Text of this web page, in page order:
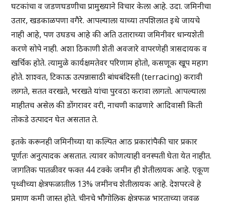
घटकांचा व जडणघडणीचा प्रामुख्याने विचार केला आहे. उदा. जमिनीचा
उतार, खडकाळपणा वगैरे. आपल्याला याच्या तपशिलात इथे जायचे
नाही आहे, पण उघडच आहे की अति उताराच्या जमिनीवर धान्यशेती
करणे सोपे नाही. अशा ठिकाणी शेती अवजारे वापरणेही त्रासदायक व
खर्चिक होते. त्यामुळे कार्यक्षमतेवर परिणाम होतो, कसणूक खूप महाग
होते. शाश्वत, टिकाऊ उत्पन्नासाठी बांधबंदिस्ती (terracing) करावी
लागते, सतत वरखते, भरखते यांचा पुरवठा करावा लागतो. आपल्याला
माहीतच असेल की डोंगरावर वरी, नाचणी काढणारे आदिवासी किती
तोकडे उत्पादन घेत असतात ते.
इतके करूनही जमिनीच्या या कल्पित आठ प्रकारांपैकी चार प्रकार
पूर्णतः अनुत्पादक असतात. त्यावर कोणत्याही वनस्पती घेता येत नाहीत.
जागतिक पातळीवर फक्त 44 टक्के जमीन ही शेतीलायक आहे. एकूण
पृथ्वीच्या क्षेत्रफळातील 13% जमीनच शेतीलायक आहे. देशपरत्वे हे
प्रमाण कमी जास्त होते. चीनचे भौगोलिक क्षेत्रफळ भारताच्या जवळ